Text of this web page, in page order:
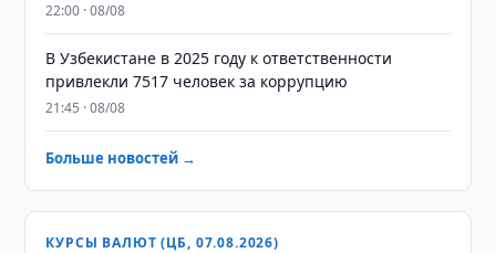
22:00 · 08/08
В Узбекистане в 2025 году к ответственности
привлекли 7517 человек за коррупцию
21:45 · 08/08
Больше новостей →
КУРСЫ ВАЛЮТ (ЦБ, 07.08.2026)